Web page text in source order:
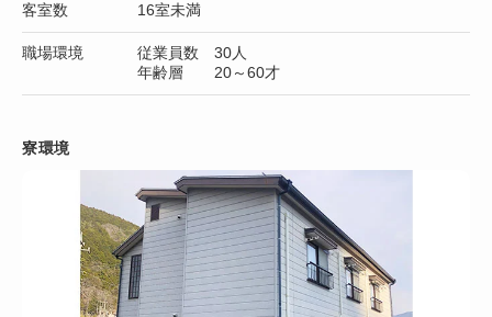
客室数 16室未満
職場環境
従業員数 30人
年齢層 20～60才
寮環境